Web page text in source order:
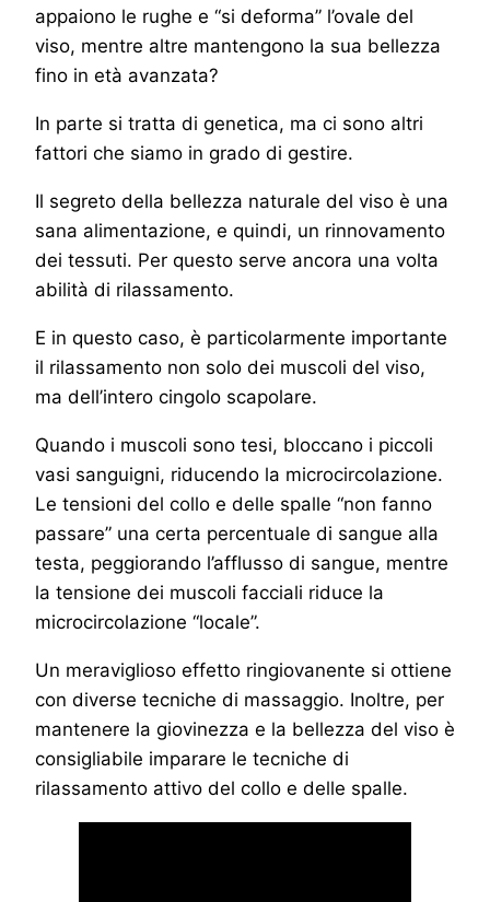
appaiono le rughe e “si deforma” l’ovale del
viso, mentre altre mantengono la sua bellezza
fino in età avanzata?
In parte si tratta di genetica, ma ci sono altri
fattori che siamo in grado di gestire.
Il segreto della bellezza naturale del viso è una
sana alimentazione, e quindi, un rinnovamento
dei tessuti. Per questo serve ancora una volta
abilità di rilassamento.
E in questo caso, è particolarmente importante
il rilassamento non solo dei muscoli del viso,
ma dell’intero cingolo scapolare.
Quando i muscoli sono tesi, bloccano i piccoli
vasi sanguigni, riducendo la microcircolazione.
Le tensioni del collo e delle spalle “non fanno
passare” una certa percentuale di sangue alla
testa, peggiorando l’afflusso di sangue, mentre
la tensione dei muscoli facciali riduce la
microcircolazione “locale”.
Un meraviglioso effetto ringiovanente si ottiene
con diverse tecniche di massaggio. Inoltre, per
mantenere la giovinezza e la bellezza del viso è
consigliabile imparare le tecniche di
rilassamento attivo del collo e delle spalle.